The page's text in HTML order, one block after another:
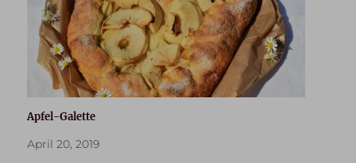
Apfel-Galette
April 20, 2019